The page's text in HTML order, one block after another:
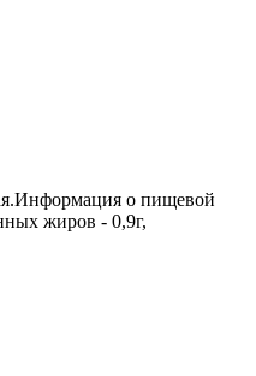
о пищевой
жиров - 0,9г,